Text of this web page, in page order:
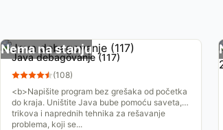
Nema na stanju
Java debagovanje (117)
(108)
<b>Napišite program bez grešaka od početka
do kraja. Uništite Java bube pomoću saveta,
trikova i naprednih tehnika za rešavanje
problema, koji se...